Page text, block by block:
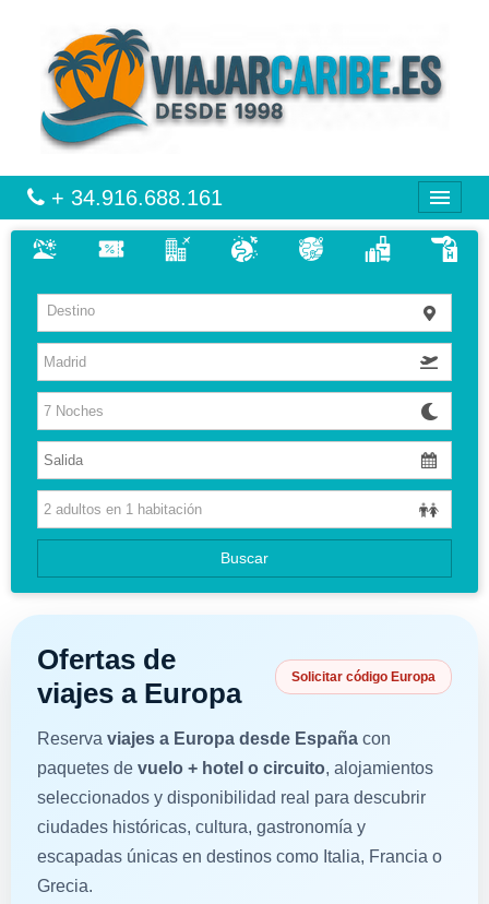
+ 34.916.688.161
VIAJES
VUELO + HOTEL
MULTIDESTINOS
HOTELES
CIRCUITOS
GUIAS DE VIAJES
Destino
Buscar
Ofertas de
viajes a Europa
Solicitar código Europa
Reserva viajes a Europa desde España con
paquetes de vuelo + hotel o circuito, alojamientos
seleccionados y disponibilidad real para descubrir
ciudades históricas, cultura, gastronomía y
escapadas únicas en destinos como Italia, Francia o
Grecia.